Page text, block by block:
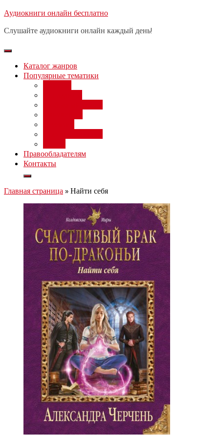
Перейти
содержимому
Аудиокниги онлайн бесплатно
Слушайте аудиокниги онлайн каждый день!
Каталог жанров
Популярные тематики
Правообладателям
Контакты
Главная страница » Найти себя
Бесплатный вебинар: заработок
день